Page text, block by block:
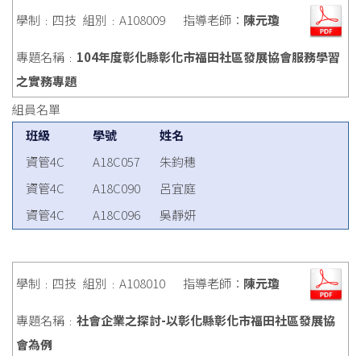
學制﹕四技 組別﹕A108009 指導老師： 陳元瓊
專題名稱﹕ 104年度彰化縣彰化市福田社區發展協會服務學習
之實務專題
組員名單
班級
學號
姓名
資管4C
A18C057
朱鈞穗
資管4C
A18C090
呂宜庭
資管4C
A18C096 吳靜妍
學制﹕四技 組別﹕A108010 指導老師： 陳元瓊
專題名稱﹕ 社會企業之探討-以彰化縣彰化市福田社區發展協
會為例